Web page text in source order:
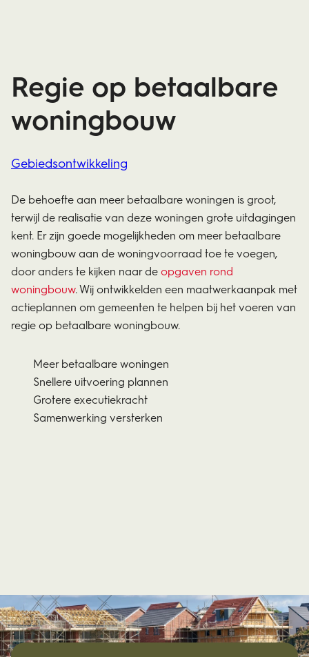
Regie op betaalbare
woningbouw
Gebiedsontwikkeling
De behoefte aan meer betaalbare woningen is groot,
terwijl de realisatie van deze woningen grote uitdagingen
kent. Er zijn goede mogelijkheden om meer betaalbare
woningbouw aan de woningvoorraad toe te voegen,
door anders te kijken naar deopgaven rond
woningbouw. Wij ontwikkelden een maatwerkaanpak met
actieplannen om gemeenten te helpen bij het voeren van
regie op betaalbare woningbouw.
Meer betaalbare woningen
Snellere uitvoering plannen
Grotere executiekracht
Samenwerking versterken